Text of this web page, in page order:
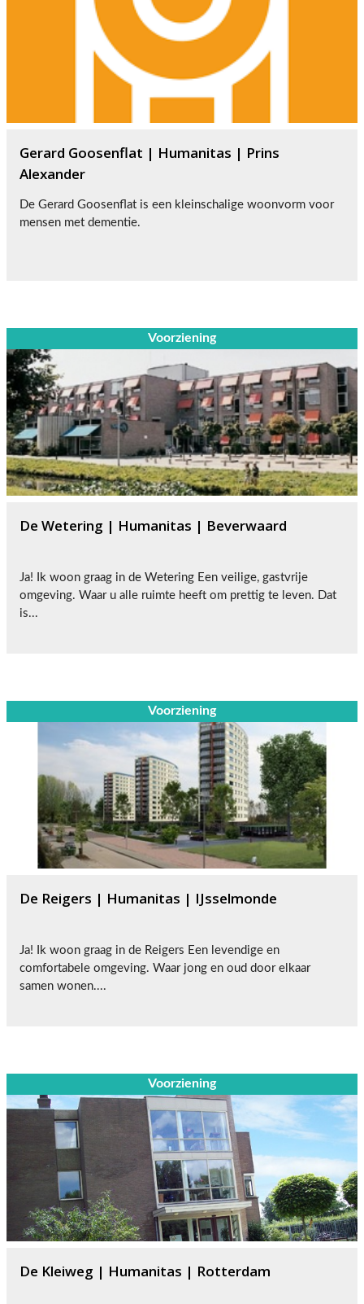
Voorziening
De Kleiweg | Humanitas | Rotterdam
Voorziening
De Reigers | Humanitas | IJsselmonde
Ja! Ik woon graag in de Reigers Een levendige en
comfortabele omgeving. Waar jong en oud door elkaar
samen wonen....
Voorziening
De Wetering | Humanitas | Beverwaard
Ja! Ik woon graag in de Wetering Een veilige, gastvrije
omgeving. Waar u alle ruimte heeft om prettig te leven. Dat
is...
Gerard Goosenflat | Humanitas | Prins
Alexander
De Gerard Goosenflat is een kleinschalige woonvorm voor
mensen met dementie.